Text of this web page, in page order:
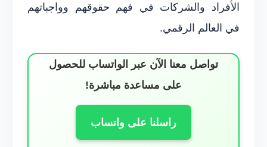
الأفراد والشركات في فهم حقوقهم وواجباتهم
في العالم الرقمي.
تواصل معنا الآن عبر الواتساب للحصول
على مساعدة مباشرة!
راسلنا على واتساب